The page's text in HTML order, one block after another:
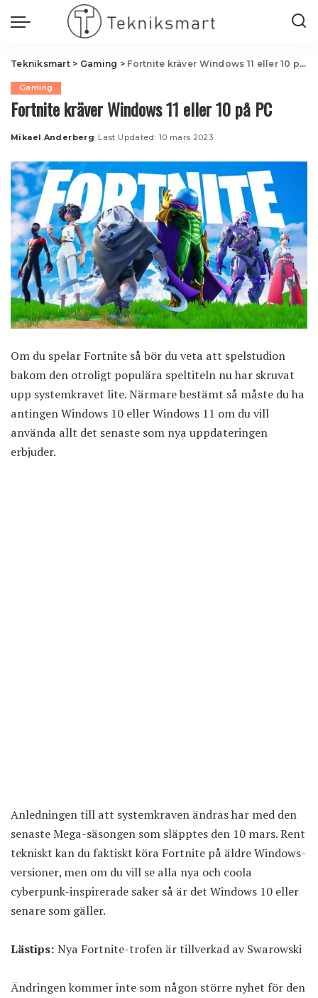
Tekniksmart> Gaming > Fortnite kräver Windows 11 eller 10 på PC
Gaming
Fortnite kräver Windows 11 eller 10 på PC
Posted
Mikael Anderberg Last Updated: 10 mars 2023
Om du spelar Fortnite så bör du veta att spelstudion
bakom den otroligt populära speltiteln nu har skruvat
upp systemkravet lite. Närmare bestämt så måste du ha
antingen Windows 10 eller Windows 11 om du vill
använda allt det senaste som nya uppdateringen
erbjuder.
Anledningen till att systemkraven ändras har med den
senaste Mega-säsongen som släpptes den 10 mars. Rent
tekniskt kan du faktiskt köra Fortnite på äldre Windows-
versioner, men om du vill se alla nya och coola
cyberpunk-inspirerade saker så är det Windows 10 eller
senare som gäller.
Lästips: Nya Fortnite-trofen är tillverkad av Swarowski
Ändringen kommer inte som någon större nyhet för den